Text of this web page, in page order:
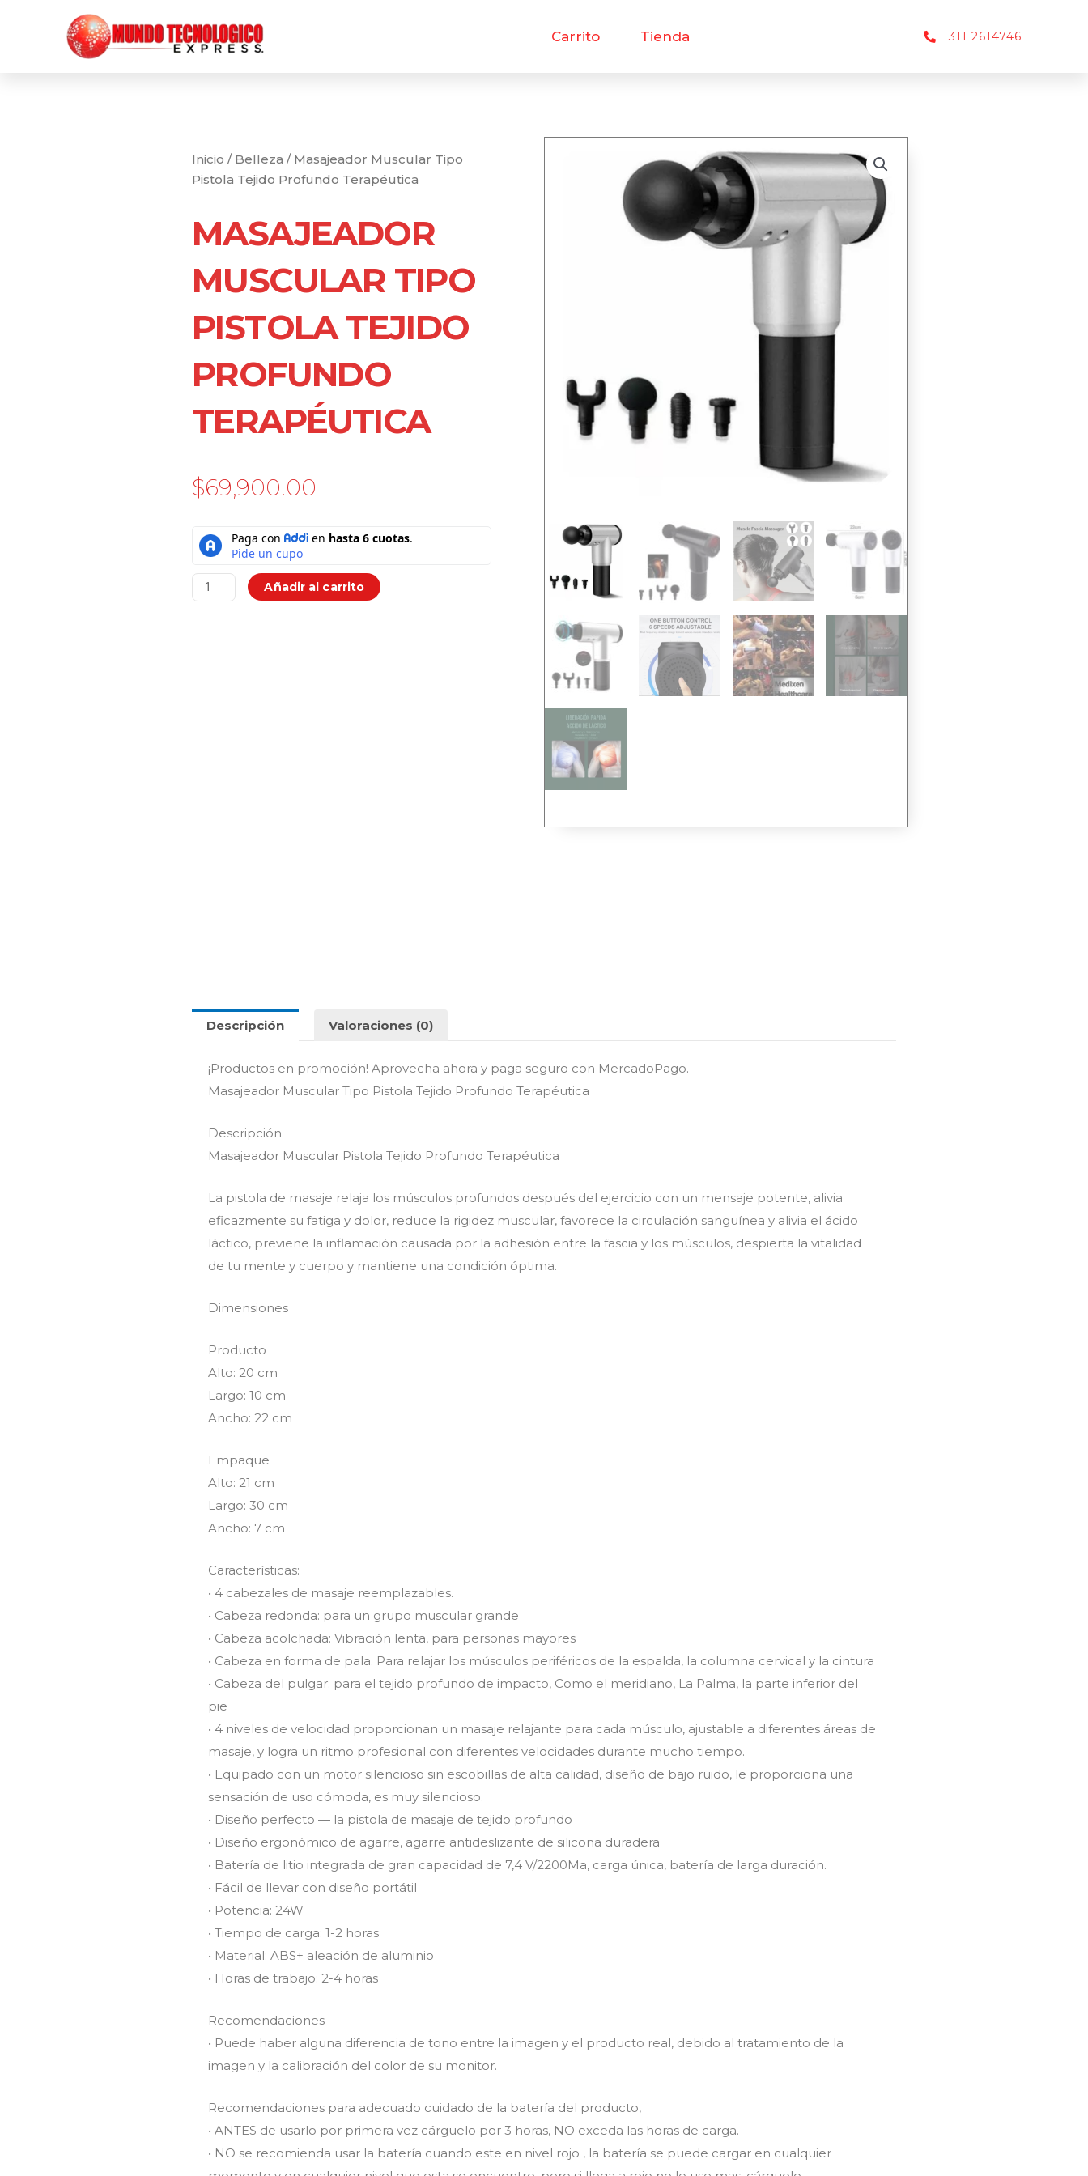
Carrito Tienda 311 2614746
Inicio / Belleza / Masajeador Muscular Tipo
Pistola Tejido Profundo Terapéutica
MASAJEADOR
MUSCULAR TIPO
PISTOLA TEJIDO
PROFUNDO
TERAPÉUTICA
$69,900.00
Muscular
Pistola
Tejido
Añadir al carrito
Descripción Valoraciones (0)
¡Productos en promoción! Aprovecha ahora y paga seguro con MercadoPago.
Masajeador Muscular Tipo Pistola Tejido Profundo Terapéutica
Descripción
Masajeador Muscular Pistola Tejido Profundo Terapéutica
La pistola de masaje relaja los músculos profundos después del ejercicio con un mensaje potente, alivia
eficazmente su fatiga y dolor, reduce la rigidez muscular, favorece la circulación sanguínea y alivia el ácido
láctico, previene la inflamación causada por la adhesión entre la fascia y los músculos, despierta la vitalidad
de tu mente y cuerpo y mantiene una condición óptima.
Dimensiones
Producto
Alto: 20 cm
Largo: 10 cm
Ancho: 22 cm
Empaque
Alto: 21 cm
Largo: 30 cm
Ancho: 7 cm
Características:
• 4 cabezales de masaje reemplazables.
• Cabeza redonda: para un grupo muscular grande
• Cabeza acolchada: Vibración lenta, para personas mayores
• Cabeza en forma de pala. Para relajar los músculos periféricos de la espalda, la columna cervical y la cintura
• Cabeza del pulgar: para el tejido profundo de impacto, Como el meridiano, La Palma, la parte inferior del
pie
• 4 niveles de velocidad proporcionan un masaje relajante para cada músculo, ajustable a diferentes áreas de
masaje, y logra un ritmo profesional con diferentes velocidades durante mucho tiempo.
• Equipado con un motor silencioso sin escobillas de alta calidad, diseño de bajo ruido, le proporciona una
sensación de uso cómoda, es muy silencioso.
• Diseño perfecto — la pistola de masaje de tejido profundo
• Diseño ergonómico de agarre, agarre antideslizante de silicona duradera
• Batería de litio integrada de gran capacidad de 7,4 V/2200Ma, carga única, batería de larga duración.
• Fácil de llevar con diseño portátil
• Potencia: 24W
• Tiempo de carga: 1-2 horas
• Material: ABS+ aleación de aluminio
• Horas de trabajo: 2-4 horas
Recomendaciones
• Puede haber alguna diferencia de tono entre la imagen y el producto real, debido al tratamiento de la
imagen y la calibración del color de su monitor.
Recomendaciones para adecuado cuidado de la batería del producto,
• ANTES de usarlo por primera vez cárguelo por 3 horas, NO exceda las horas de carga.
• NO se recomienda usar la batería cuando este en nivel rojo , la batería se puede cargar en cualquier